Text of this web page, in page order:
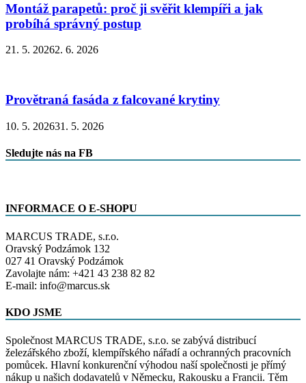
Montáž parapetů: proč ji svěřit klempíři a jak
probíhá správný postup
21. 5. 20262. 6. 2026
Provětraná fasáda z falcované krytiny
10. 5. 202631. 5. 2026
Sledujte nás na FB
INFORMACE O E-SHOPU
MARCUS TRADE, s.r.o.
Oravský Podzámok 132
027 41 Oravský Podzámok
Zavolajte nám: +421 43 238 82 82
E-mail: info@marcus.sk
KDO JSME
Společnost MARCUS TRADE, s.r.o. se zabývá distribucí
železářského zboží, klempířského nářadí a ochranných pracovních
pomůcek. Hlavní konkurenční výhodou naší společnosti je přímý
nákup u našich dodavatelů v Německu, Rakousku a Francii. Těm